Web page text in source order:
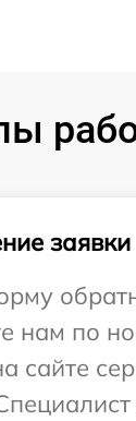
заявки
нам по
сайте